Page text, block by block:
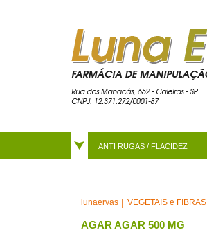
ANTI RUGAS / FLACIDEZ
lunaervas VEGETAIS e FIBRAS
AGAR AGAR 500 MG